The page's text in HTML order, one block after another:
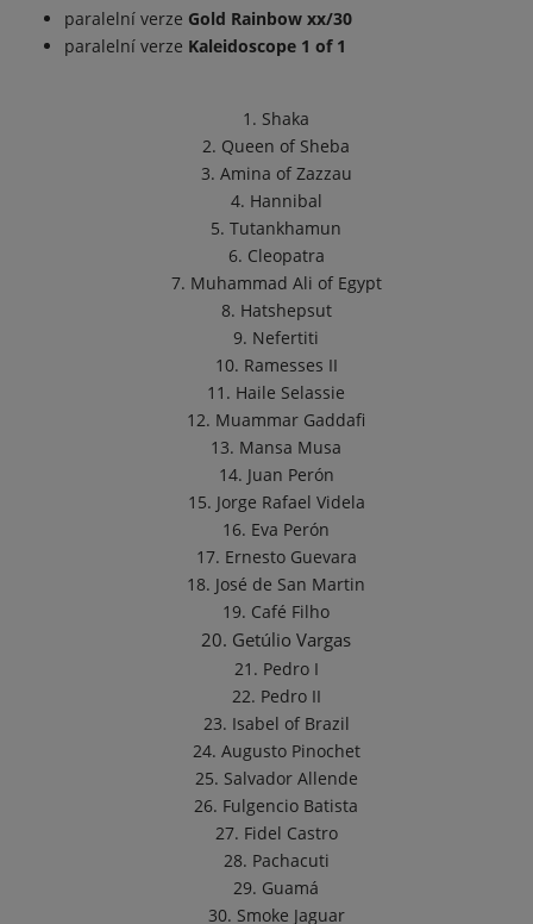
paralelní verze Gold Rainbow xx/30
paralelní verze Kaleidoscope 1 of 1
1. Shaka
2. Queen of Sheba
3. Amina of Zazzau
4. Hannibal
5. Tutankhamun
6. Cleopatra
7. Muhammad Ali of Egypt
8. Hatshepsut
9. Nefertiti
10. Ramesses II
11. Haile Selassie
12. Muammar Gaddafi
13. Mansa Musa
14. Juan Perón
15. Jorge Rafael Videla
16. Eva Perón
17. Ernesto Guevara
18. José de San Martin
19. Café Filho
20. Getúlio Vargas
21. Pedro I
22. Pedro II
23. Isabel of Brazil
24. Augusto Pinochet
25. Salvador Allende
26. Fulgencio Batista
27. Fidel Castro
28. Pachacuti
29. Guamá
30. Smoke Jaguar